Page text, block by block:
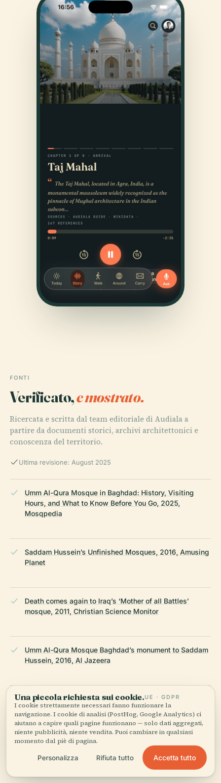
FONTI
Verificato,e mostrato.
Ricercata e scritta dal team editoriale di Audiala a
partire da documenti storici, archivi architettonici e
conoscenza del territorio.
Ultima revisione: August 2025
Umm Al-Qura Mosque in Baghdad: History, Visiting
Hours, and What to Know Before You Go, 2025,
Mosqpedia
Saddam Hussein’s Unfinished Mosques, 2016, Amusing
Planet
Death comes again to Iraq’s ‘Mother of all Battles’
mosque, 2011, Christian Science Monitor
Umm Al-Qura Mosque Baghdad’s monument to Saddam
Hussein, 2016, Al Jazeera
20 Best Architectural Buildings in Iraq, 2025, e-a-a.com
Visiting Umm Al-Qura Mosque in Baghdad: Hours,
Tickets, and Historical Significance, 2025, Visit Iraq
Now
Una piccola richiesta sui cookie.UE · GDPR
I cookie strettamente necessari fanno funzionare la
navigazione. I cookie di analisi (PostHog, Google Analytics) ci
aiutano a capire quali pagine funzionano — solo dati aggregati,
niente pubblicità, niente vendita. Puoi cambiare in qualsiasi
momento dal piè di pagina.
Personalizza Rifiuta tutto Accetta tutto